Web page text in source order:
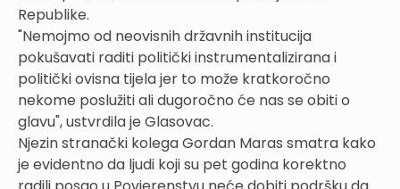
Republike.
"Nemojmo od neovisnih državnih institucija
pokušavati raditi politički instrumentalizirana i
politički ovisna tijela jer to može kratkoročno
nekome poslužiti ali dugoročno će nas se obiti o
glavu", ustvrdila je Glasovac.
Njezin stranački kolega Gordan Maras smatra kako
je evidentno da ljudi koji su pet godina korektno